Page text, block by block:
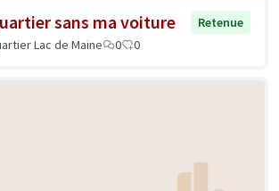
sans ma voiture
Retenue
Lac de Maine
0 0